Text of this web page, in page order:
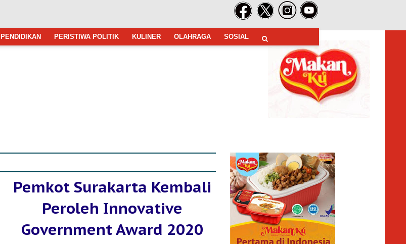
PENDIDIKAN PERISTIWA POLITIK KULINER OLAHRAGA SOSIAL
Pemkot Surakarta Kembali
Peroleh Innovative
Government Award 2020